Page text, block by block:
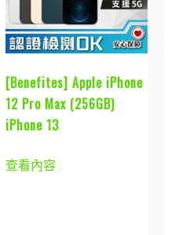
[Benefites] Apple iPhone
12 Pro Max (256GB)
iPhone 13
查看內容